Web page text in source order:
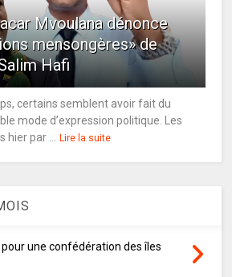
Mvoulana dénonce
mensongères» de
Hafi
certains semblent avoir fait du
mode d’expression politique. Les
par ...
Lire la suite
pour une confédération des îles